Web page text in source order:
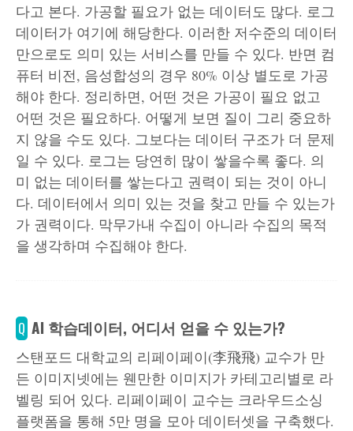
다고 본다. 가공할 필요가 없는 데이터도 많다. 로그
데이터가 여기에 해당한다. 이러한 저수준의 데이터
만으로도 의미 있는 서비스를 만들 수 있다. 반면 컴
퓨터 비전, 음성합성의 경우 80% 이상 별도로 가공
해야 한다. 정리하면, 어떤 것은 가공이 필요 없고
어떤 것은 필요하다. 어떻게 보면 질이 그리 중요하
지 않을 수도 있다. 그보다는 데이터 구조가 더 문제
일 수 있다. 로그는 당연히 많이 쌓을수록 좋다. 의
미 없는 데이터를 쌓는다고 권력이 되는 것이 아니
다. 데이터에서 의미 있는 것을 찾고 만들 수 있는가
가 권력이다. 막무가내 수집이 아니라 수집의 목적
을 생각하며 수집해야 한다.
Q AI 학습데이터, 어디서 얻을 수 있는가?
스탠포드 대학교의 리페이페이(李飛飛) 교수가 만
든 이미지넷에는 웬만한 이미지가 카테고리별로 라
벨링 되어 있다. 리페이페이 교수는 크라우드소싱
플랫폼을 통해 5만 명을 모아 데이터셋을 구축했다.